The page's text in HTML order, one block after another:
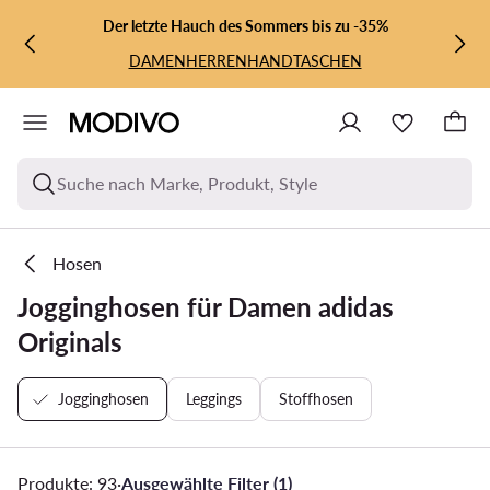
ZUM HAUPTINHALT SPRINGEN
ZUR SUCHEDer letzte Hauch des Sommers bis zu -35%
DAMENHERRENHANDTASCHEN
Suche nach Marke, Produkt, Style
Hosen
Jogginghosen für Damen adidas
Originals
Jogginghosen Leggings Stoffhosen
Produkte: 93·Ausgewählte Filter (1)